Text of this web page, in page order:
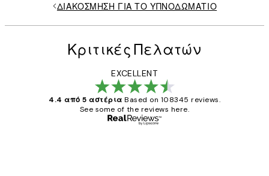
ΔΙΑΚΌΣΜΗΣΗ ΓΙΑ ΤΟ ΥΠΝΟΔΩΜΆΤΙΟ
Κριτικές Πελατών
EXCELLENT
4.4 από 5 αστέρια Based on 108345 reviews.
See some of the reviews here.